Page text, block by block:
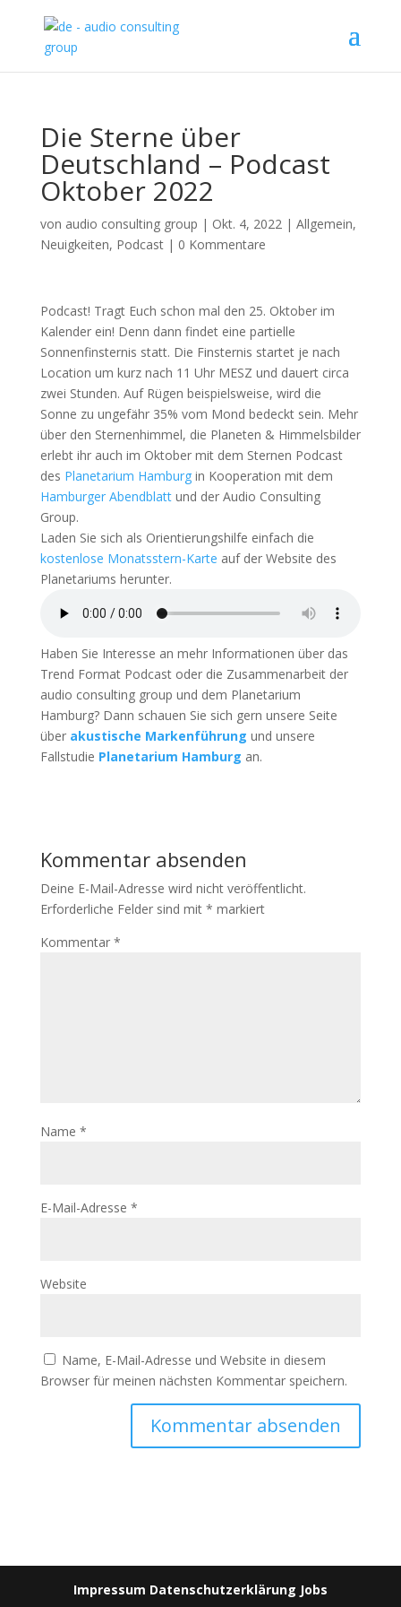
Die Sterne über
Deutschland – Podcast
Oktober 2022
von audio consulting group | Okt. 4, 2022| Allgemein,
Neuigkeiten, Podcast| 0 Kommentare
Podcast! Tragt Euch schon mal den 25. Oktober im
Kalender ein! Denn dann findet eine partielle
Sonnenfinsternis statt. Die Finsternis startet je nach
Location um kurz nach 11 Uhr MESZ und dauert circa
zwei Stunden. Auf Rügen beispielsweise, wird die
Sonne zu ungefähr 35% vom Mond bedeckt sein. Mehr
über den Sternenhimmel, die Planeten & Himmelsbilder
erlebt ihr auch im Oktober mit dem Sternen Podcast
des Planetarium Hamburgin Kooperation mit dem
Hamburger Abendblattund der Audio Consulting
Group.
Laden Sie sich als Orientierungshilfe einfach die
kostenlose Monatsstern-Karte auf der Website des
Planetariums herunter.
Haben Sie Interesse an mehr Informationen über das
Trend Format Podcast oder die Zusammenarbeit der
audio consulting group und dem Planetarium
Hamburg? Dann schauen Sie sich gern unsere Seite
über akustische Markenführung und unsere
Fallstudie Planetarium Hamburg an.
Kommentar absenden
Deine E-Mail-Adresse wird nicht veröffentlicht.
Erforderliche Felder sind mit * markiert
Kommentar *
Name *
E-Mail-Adresse *
Website
Name, E-Mail-Adresse und Website in diesem
Browser für meinen nächsten Kommentar speichern.
Impressum Datenschutzerklärung Jobs